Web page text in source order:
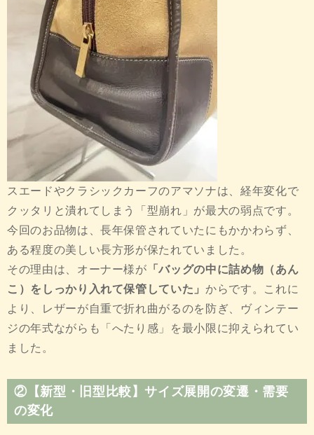
スエードやクラシックカーフのアマソナは、経年変化で
クッタリと潰れてしまう「型崩れ」が最大の弱点です。
今回のお品物は、長年保管されていたにもかかわらず、
ある程度の美しい長方形が保たれていました。
その理由は、オーナー様が 「バッグの中に詰め物（あん
こ）をしっかり入れて保管していた」からです。これに
より、レザーが自重で折れ曲がるのを防ぎ、ヴィンテー
ジの年式ながらも「へたり感」を最小限に抑えられてい
ました。
②【新型・旧型比較】サイズ展開の変遷・需要
の変化